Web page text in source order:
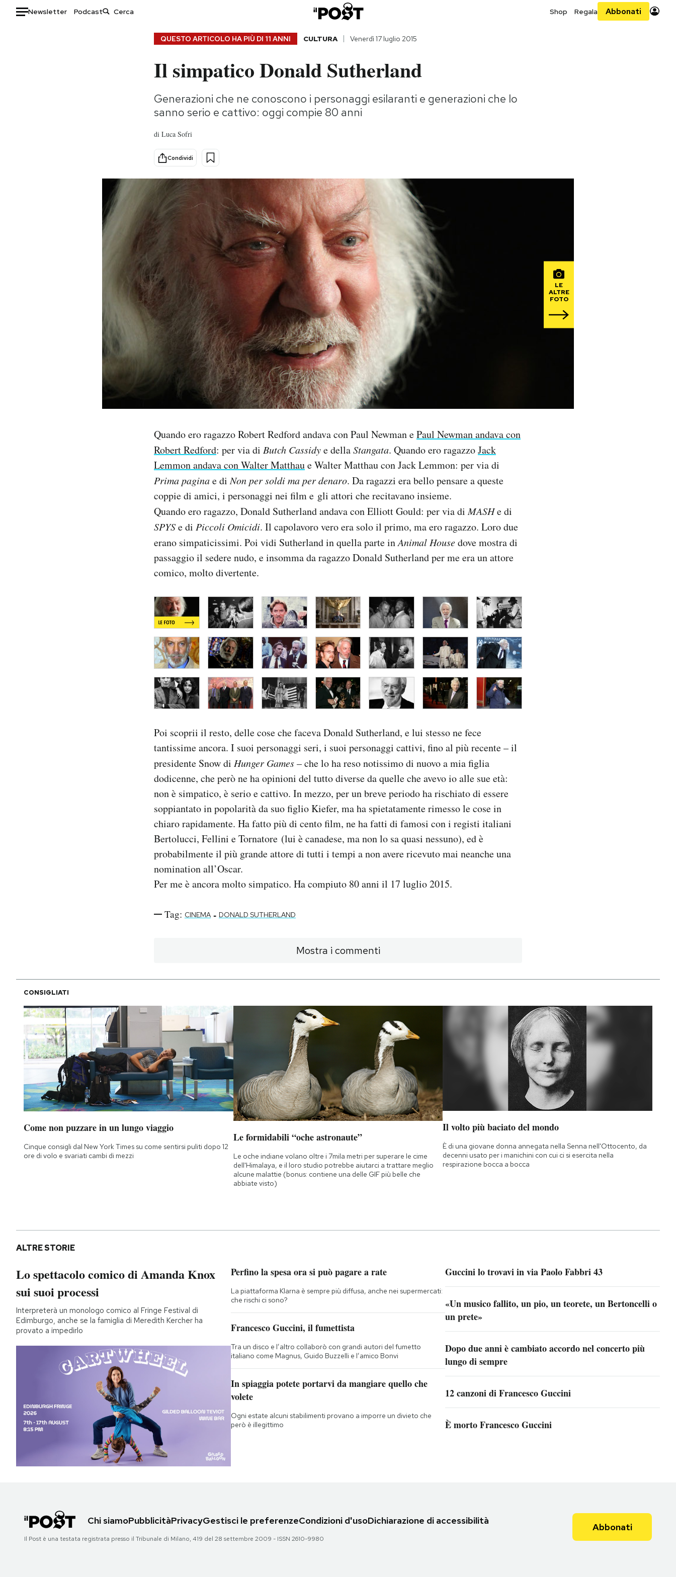
Newsletter Podcast Shop Regala Abbonati
Consumismi
Mondiali calcio 2026
AREA PERSONALE
QUESTO ARTICOLO HA PIÙ DI 11 ANNI CULTURA Venerdì 17 luglio 2015
Il simpatico Donald Sutherland
Generazioni che ne conoscono i personaggi esilaranti e generazioni che lo
sanno serio e cattivo: oggi compie 80 anni
di Luca Sofri
Condividi
LE
ALTRE
FOTO
Quando ero ragazzo Robert Redford andava con Paul Newman ePaul Newman andava con
Robert Redford: per via di Butch Cassidye dellaStangata. Quando ero ragazzoJack
Lemmon andava con Walter Matthaue Walter Matthau con Jack Lemmon: per via di
Prima paginae diNon per soldi ma per denaro. Da ragazzi era bello pensare a queste
coppie di amici, i personaggi nei film e gli attori che recitavano insieme.
Quando ero ragazzo, Donald Sutherland andava con Elliott Gould: per via diMASHe di
SPYSe di Piccoli Omicidi. Il capolavoro vero era solo il primo, ma ero ragazzo. Loro due
erano simpaticissimi. Poi vidi Sutherland in quella parte inAnimal Housedove mostra di
passaggio il sedere nudo, e insomma da ragazzo Donald Sutherland per me era un attore
comico, molto divertente.
Poi scoprii il resto, delle cose che faceva Donald Sutherland, e lui stesso ne fece
tantissime ancora. I suoi personaggi seri, i suoi personaggi cattivi, fino al più recente – il
presidente Snow di Hunger Games– che lo ha reso notissimo di nuovo a mia figlia
dodicenne, che però ne ha opinioni del tutto diverse da quelle che avevo io alle sue età:
non è simpatico, è serio e cattivo. In mezzo, per un breve periodo ha rischiato di essere
soppiantato in popolarità da suo figlio Kiefer, ma ha spietatamente rimesso le cose in
chiaro rapidamente. Ha fatto più di cento film, ne ha fatti di famosi con i registi italiani
Bertolucci, Fellini e Tornatore (lui è canadese, ma non lo sa quasi nessuno), ed è
probabilmente il più grande attore di tutti i tempi a non avere ricevuto mai neanche una
nomination all’Oscar.
Per me è ancora molto simpatico. Ha compiuto 80 anni il 17 luglio 2015.
Tag: CINEMA - DONALD SUTHERLAND
Mostra i commenti
CONSIGLIATI
Come non puzzare in un lungo viaggio
Cinque consigli dal New York Times su come sentirsi puliti dopo 12
ore di volo e svariati cambi di mezzi
Le formidabili “oche astronaute”
Le oche indiane volano oltre i 7mila metri per superare le cime
dell'Himalaya, e il loro studio potrebbe aiutarci a trattare meglio
alcune malattie (bonus: contiene una delle GIF più belle che
abbiate visto)
Il volto più baciato del mondo
È di una giovane donna annegata nella Senna nell'Ottocento, da
decenni usato per i manichini con cui ci si esercita nella
respirazione bocca a bocca
ALTRE STORIE
Lo spettacolo comico di Amanda Knox
sui suoi processi
Interpreterà un monologo comico al Fringe Festival di
Edimburgo, anche se la famiglia di Meredith Kercher ha
provato a impedirlo
Perfino la spesa ora si può pagare a rate
La piattaforma Klarna è sempre più diffusa, anche nei supermercati:
che rischi ci sono?
Francesco Guccini, il fumettista
Tra un disco e l’altro collaborò con grandi autori del fumetto
italiano come Magnus, Guido Buzzelli e l’amico Bonvi
In spiaggia potete portarvi da mangiare quello che
volete
Ogni estate alcuni stabilimenti provano a imporre un divieto che
però è illegittimo
Guccini lo trovavi in via Paolo Fabbri 43
«Un musico fallito, un pio, un teorete, un Bertoncelli o
un prete»
Dopo due anni è cambiato accordo nel concerto più
lungo di sempre
12 canzoni di Francesco Guccini
È morto Francesco Guccini
Chi siamoPubblicitàPrivacyGestisci le preferenzeCondizioni d'usoDichiarazione di accessibilità
Il Post è una testata registrata presso il Tribunale di Milano, 419 del 28 settembre 2009 - ISSN 2610-9980
Abbonati